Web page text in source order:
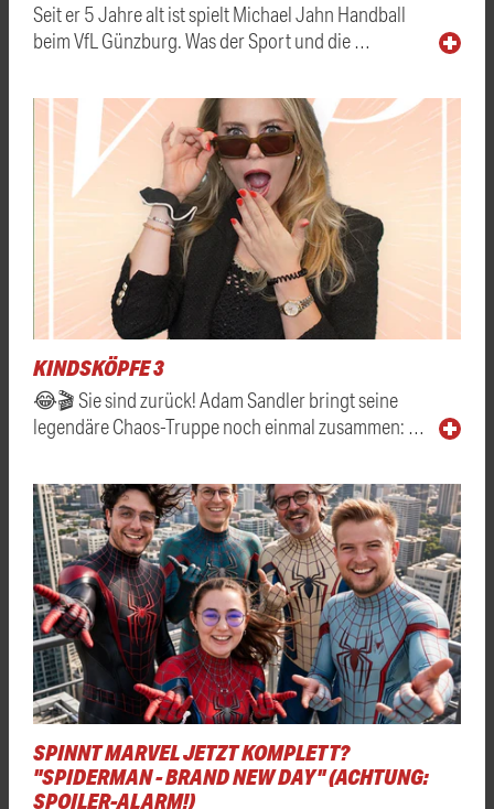
Seit er 5 Jahre alt ist spielt Michael Jahn Handball
beim VfL Günzburg. Was der Sport und die …
KINDSKÖPFE 3
😂🎬 Sie sind zurück! Adam Sandler bringt seine
legendäre Chaos-Truppe noch einmal zusammen: …
SPINNT MARVEL JETZT KOMPLETT?
"SPIDERMAN - BRAND NEW DAY" (ACHTUNG:
SPOILER-ALARM!)